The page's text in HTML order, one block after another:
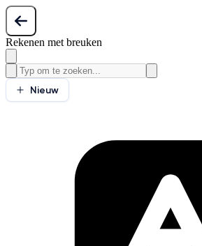
Rekenen met breuken
Nieuw